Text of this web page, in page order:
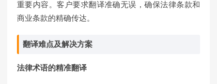
重要内容。客户要求翻译准确无误，确保法律条款和
商业条款的精确传达。
翻译难点及解决方案
法律术语的精准翻译